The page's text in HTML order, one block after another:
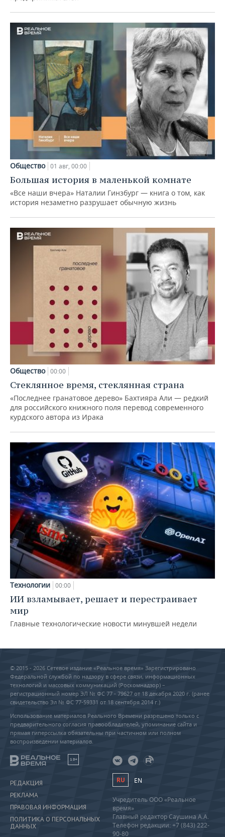
Общество 01 авг, 00:00
Большая история в маленькой комнате
«Все наши вчера» Наталии Гинзбург — книга о том, как
история незаметно разрушает обычную жизнь
Общество 00:00
Стеклянное время, стеклянная страна
«Последнее гранатовое дерево» Бахтияра Али — редкий
для российского книжного поля перевод современного
курдского автора из Ирака
Технологии 00:00
ИИ взламывает, решает и перестраивает
мир
Главные технологические новости минувшей недели
© 2015 - 2026 Сетевое издание «Реальное время» Зарегистрировано
Федеральной службой по надзору в сфере связи, информационных
технологий и массовых коммуникаций (Роскомнадзор) –
регистрационный номер ЭЛ № ФС 77 - 79627 от 18 декабря 2020 г. (ранее
свидетельство Эл № ФС 77-59331 от 18 сентября 2014 г.)
Использование материалов Реального Времени разрешено только с
предварительного согласия правообладателей, упоминание сайта и
прямая гиперссылка обязательны при частичном или полном
воспроизведении материалов.
18+
РЕДАКЦИЯ
РЕКЛАМА
ПРАВОВАЯ ИНФОРМАЦИЯ
ПОЛИТИКА О ПЕРСОНАЛЬНЫХ
ДАННЫХ
RU EN
Учредитель ООО «Реальное
время»
Главный редактор Саушина А.А.
Телефон редакции: +7 (843) 222-
90-80